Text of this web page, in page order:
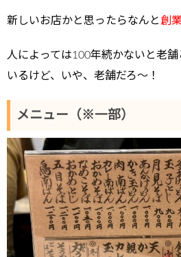
新しいお店かと思ったらなんと 創
人によっては100年続かないと老
いるけど、いや、老舗だろ～！
メニュー（※一部）